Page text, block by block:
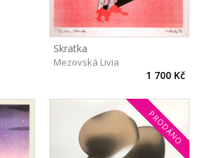
Skratka
Mezovská Livia
1 700 Kč
PRODÁNO